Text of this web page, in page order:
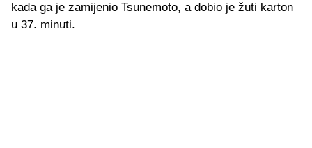
kada ga je zamijenio Tsunemoto, a dobio je žuti karton
u 37. minuti.